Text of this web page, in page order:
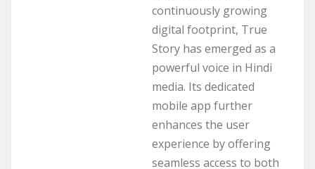
continuously growing
digital footprint, True
Story has emerged as a
powerful voice in Hindi
media. Its dedicated
mobile app further
enhances the user
experience by offering
seamless access to both